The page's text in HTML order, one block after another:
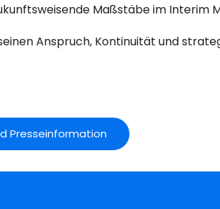
Maßstäbe im Interim
Anspruch, Kontinuität und
Presseinformation